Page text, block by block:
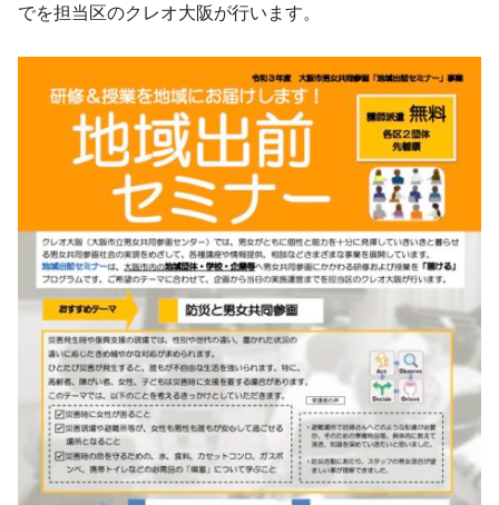
でを担当区のクレオ大阪が行います。